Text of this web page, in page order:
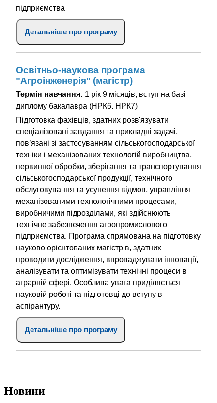
підприємства
Детальніше про програму
Освітньо-наукова програма
"Агроінженерія" (магістр)
Термін навчання: 1 рік 9 місяців, вступ на базі
диплому бакалавра (НРК6, НРК7)
Підготовка фахівців, здатних розв'язувати
спеціалізовані завдання та прикладні задачі,
пов’язані зі застосуванням сільськогосподарської
техніки і механізованих технологій виробництва,
первинної обробки, зберігання та транспортування
сільськогосподарської продукції, технічного
обслуговування та усунення відмов, управління
механізованими технологічними процесами,
виробничими підрозділами, які здійснюють
технічне забезпечення агропромислового
підприємства. Програма спрямована на підготовку
науково орієнтованих магістрів, здатних
проводити дослідження, впроваджувати інновації,
аналізувати та оптимізувати технічні процеси в
аграрній сфері. Особлива увага приділяється
науковій роботі та підготовці до вступу в
аспірантуру.
Детальніше про програму
Новини